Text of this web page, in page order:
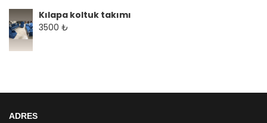
Kılapa koltuk takımı
3500 ₺
ADRES